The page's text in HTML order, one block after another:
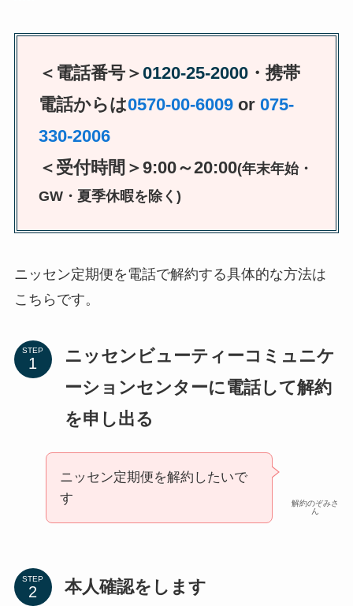
＜電話番号＞0120-25-2000・ 携帯
電話からは0570-00-6009or 075-
330-2006
＜受付時間＞9:00～20:00(年末年始・
GW・夏季休暇を除く)
ニッセン定期便を電話で解約する具体的な方法は
こちらです。
STEP
ニッセンビューティーコミュニケ
ーションセンターに電話して解約
を申し出る
解約のぞみさ
ん
ニッセン定期便を解約したいで
す
STEP 本人確認をします